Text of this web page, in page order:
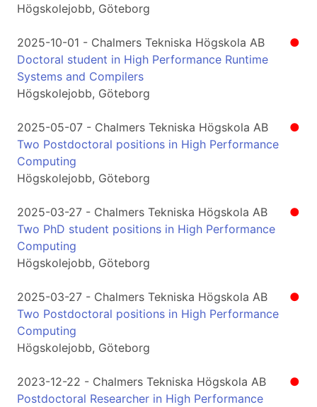
Högskolejobb, Göteborg
●
2025-10-01 - Chalmers Tekniska Högskola AB
Doctoral student in High Performance Runtime
Systems and Compilers
Högskolejobb, Göteborg
●
2025-05-07 - Chalmers Tekniska Högskola AB
Two Postdoctoral positions in High Performance
Computing
Högskolejobb, Göteborg
●
2025-03-27 - Chalmers Tekniska Högskola AB
Two PhD student positions in High Performance
Computing
Högskolejobb, Göteborg
●
2025-03-27 - Chalmers Tekniska Högskola AB
Two Postdoctoral positions in High Performance
Computing
Högskolejobb, Göteborg
●
2023-12-22 - Chalmers Tekniska Högskola AB
Postdoctoral Researcher in High Performance